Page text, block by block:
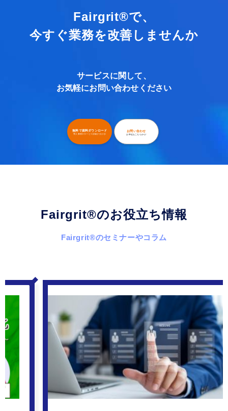
Fairgrit®で、
今すぐ業務を改善しませんか
サービスに関して、
お気軽にお問い合わせください
無料で資料ダウンロード
導入事例やサービス詳細が分かる!
お問い合わせ
お申込もこちらから!
Fairgrit®のお役立ち情報
Fairgrit®のセミナーやコラム